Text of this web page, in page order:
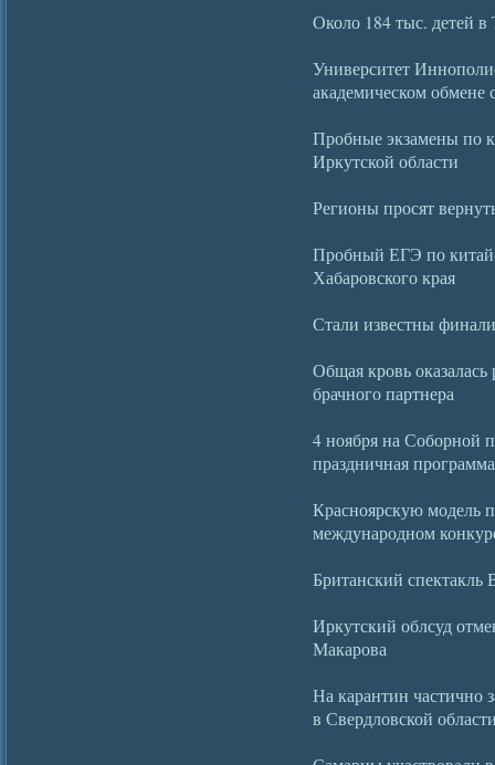
Около 184 тыс. детей в
Университет
академическом обмене
Пробные экзамены по
Иркутской области
Регионы просят
Пробный ЕГЭ по
Хабаровского края
Стали известны
Общая кровь
брачного партнера
4 ноября на Соборной
праздничная программа
Красноярскую модель
международном
Британский спектакль
Иркутский облсуд
Макарова
На карантин частично
в Свердловской